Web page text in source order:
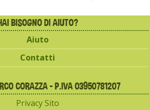
BISOGNO DI AIUTO?
Aiuto
Contatti
CORAZZA - P.IVA 03950781207
Privacy Sito